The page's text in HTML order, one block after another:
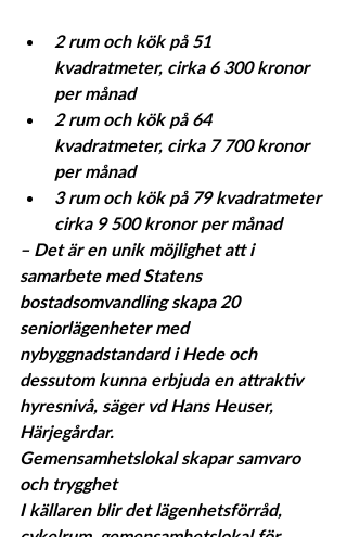
2 rum och kök på 51
kvadratmeter, cirka 6 300 kronor
per månad
2 rum och kök på 64
kvadratmeter, cirka 7 700 kronor
per månad
3 rum och kök på 79 kvadratmeter
cirka 9 500 kronor per månad
– Det är en unik möjlighet att i
samarbete med Statens
bostadsomvandling skapa 20
seniorlägenheter med
nybyggnadstandard i Hede och
dessutom kunna erbjuda en attraktiv
hyresnivå, säger vd Hans Heuser,
Härjegårdar.
Gemensamhetslokal skapar samvaro
och trygghet
I källaren blir det lägenhetsförråd,